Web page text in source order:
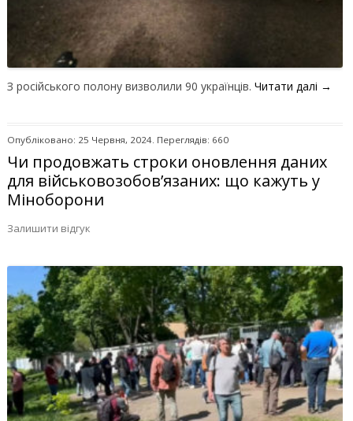
З російського полону визволили 90 українців. Читати далі →
Опубліковано: 25 Червня, 2024. Переглядів: 660
Чи продовжать строки оновлення даних
для військовозобов’язаних: що кажуть у
Міноборони
Залишити відгук